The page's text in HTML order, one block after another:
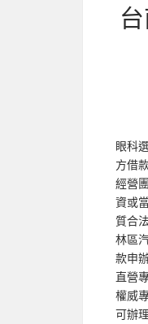
眼科
方借
經營
資或
質合
林區
款申
直營
權威
可辦